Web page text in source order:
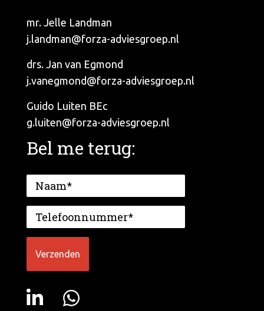
mr. Jelle Landman
j.landman@forza-adviesgroep.nl
drs. Jan van Egmond
j.vanegmond@forza-adviesgroep.nl
Guido Luiten BEc
g.luiten@forza-adviesgroep.nl
Bel me terug: